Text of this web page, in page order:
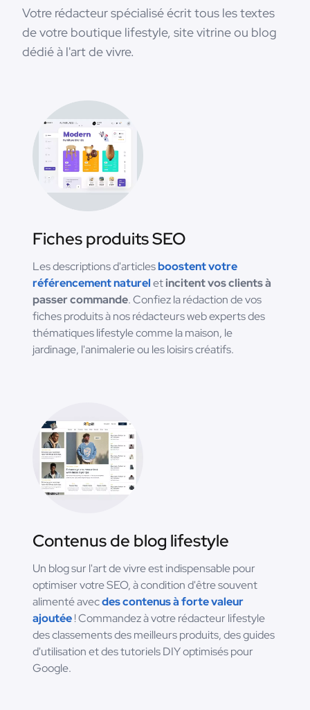
Votre rédacteur spécialisé écrit tous les textes
de votre boutique lifestyle, site vitrine ou blog
dédié à l'art de vivre.
Fiches produits SEO
Les descriptions d'articlesboostent votre
référencement natureletincitent vos clients à
passer commande. Confiez la rédaction de vos
fiches produits à nos rédacteurs web experts des
thématiques lifestyle comme la maison, le
jardinage, l'animalerie ou les loisirs créatifs.
Contenus de blog lifestyle
Un blog sur l'art de vivre est indispensable pour
optimiser votre SEO, à condition d'être souvent
alimenté avecdes contenus à forte valeur
ajoutée! Commandez à votre rédacteur lifestyle
des classements des meilleurs produits, des guides
d'utilisation et des tutoriels DIY optimisés pour
Google.